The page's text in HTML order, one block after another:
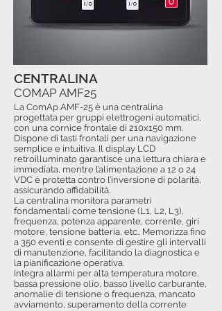
La ComAp AMF-25 è una centralina
progettata per gruppi elettrogeni automatici,
con una cornice frontale di 210x150 mm.
Dispone di tasti frontali per una navigazione
semplice e intuitiva. Il display LCD
retroilluminato garantisce una lettura chiara e
immediata, mentre l’alimentazione a 12 o 24
VDC è protetta contro l’inversione di polarità,
assicurando affidabilità.
La centralina monitora parametri
fondamentali come tensione (L1, L2, L3),
frequenza, potenza apparente, corrente, giri
motore, tensione batteria, etc.. Memorizza fino
a 350 eventi e consente di gestire gli intervalli
di manutenzione, facilitando la diagnostica e
la pianificazione operativa.
Integra allarmi per alta temperatura motore,
bassa pressione olio, basso livello carburante,
anomalie di tensione o frequenza, mancato
avviamento, superamento della corrente
CENTRALINA
COMAP AMF25